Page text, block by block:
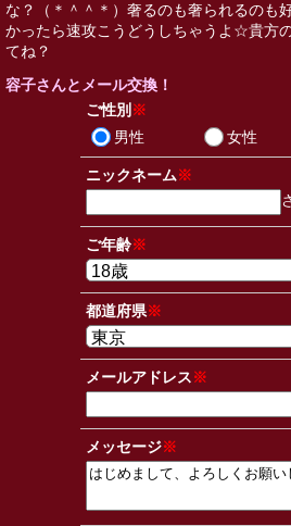
な？（＊＾＾＊）奢るのも奢られるのも
かったら速攻こうどうしちゃうよ☆貴方
てね？
容子さんとメール交換！